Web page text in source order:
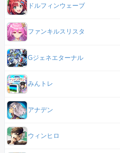
ドルフィンウェーブ
ファンキルスリスタ
Gジェネエターナル
みんトレ
アナデン
ウィンヒロ